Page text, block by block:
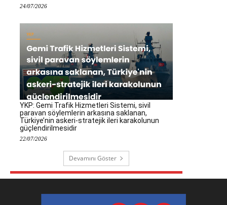
24/07/2026
YKP: Gemi Trafik Hizmetleri Sistemi, sivil
paravan söylemlerin arkasına saklanan,
Türkiye’nin askeri-stratejik ileri karakolunun
güçlendirilmesidir
22/07/2026
Devamını Göster